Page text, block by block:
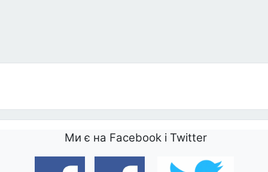
Ми є на Facebook і Twitter